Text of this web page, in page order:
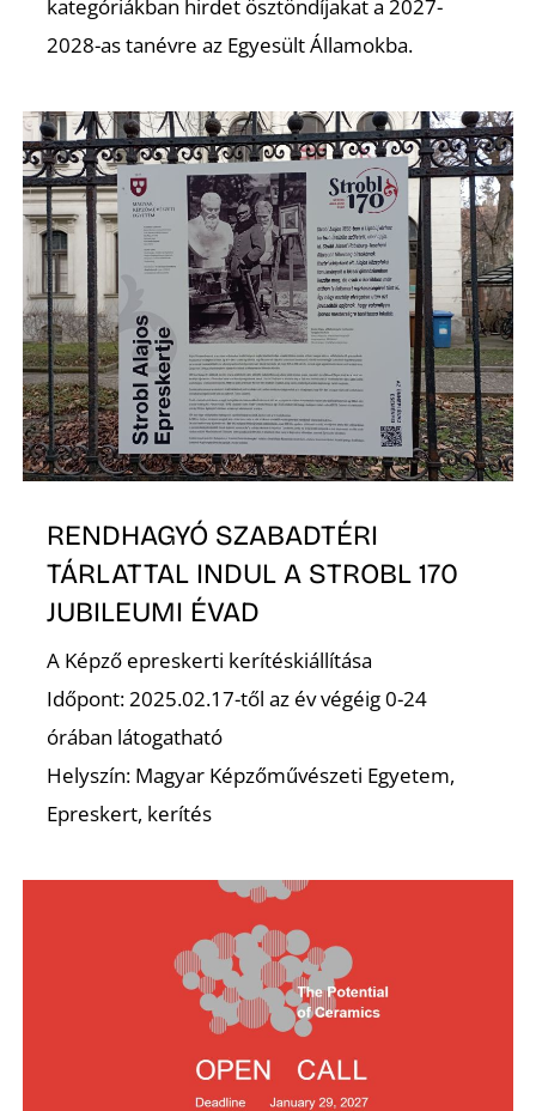
kategóriákban hirdet ösztöndíjakat a 2027-
2028-as tanévre az Egyesült Államokba.
RENDHAGYÓ SZABADTÉRI
TÁRLATTAL INDUL A STROBL 170
JUBILEUMI ÉVAD
A Képző epreskerti kerítéskiállítása
Időpont: 2025.02.17-től az év végéig 0-24
órában látogatható
Helyszín: Magyar Képzőművészeti Egyetem,
Epreskert, kerítés